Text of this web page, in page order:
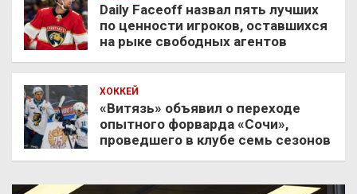
Daily Faceoff назвал пять лучших
по ценности игроков, оставшихся
на рыке свободных агентов
ХОККЕЙ
«Витязь» объявил о переходе
опытного форварда «Сочи»,
проведшего в клубе семь сезонов